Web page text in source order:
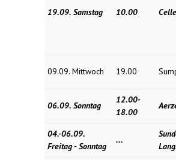
19.09. Samstag 10.00 Celle
09.09. Mittwoch 19.00
06.09. Sonntag
12.00-
18.00
04.-06.09.
Freitag - Sonntag
...